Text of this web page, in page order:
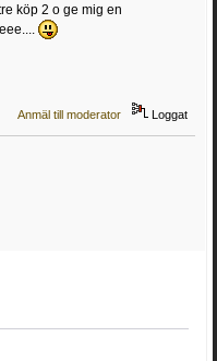
köp 2 o ge mig en
Anmäl till moderator Loggat